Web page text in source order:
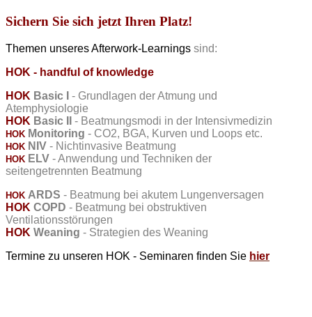
Sichern Sie sich jetzt Ihren Platz!
Themen unseres Afterwork-Learnings sind:
HOK - handful of knowledge
HOK Basic I
- Grundlagen der Atmung und
Atemphysiologie
HOK Basic - Beatmungsmodi in der Intensivmedizin
HOK Monitoring - CO2, BGA, Kurven und Loops etc.
HOK NIV - Nichtinvasive Beatmung
HOK ELV - Anwendung und Techniken der
seitengetrennten Beatmung
HOK ARDS - Beatmung bei akutem Lungenversagen
HOK COPD - Beatmung bei obstruktiven
Ventilationsstörungen
HOK Weaning - Strategien des Weaning
Termine zu unseren HOK - Seminaren finden Sie hier